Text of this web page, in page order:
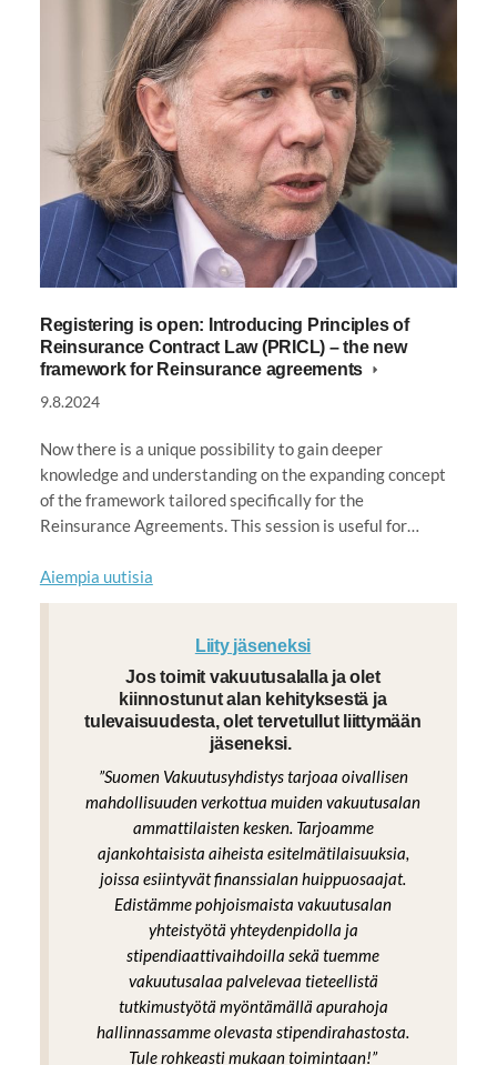
Registering is open: Introducing Principles of
Reinsurance Contract Law (PRICL) – the new
framework for Reinsurance agreements
9.8.2024
Now there is a unique possibility to gain deeper
knowledge and understanding on the expanding concept
of the framework tailored specifically for the
Reinsurance Agreements. This session is useful for…
Aiempia uutisia
Liity jäseneksi
Jos toimit vakuutusalalla ja olet
kiinnostunut alan kehityksestä ja
tulevaisuudesta, olet tervetullut liittymään
jäseneksi.
”Suomen Vakuutusyhdistys tarjoaa oivallisen
mahdollisuuden verkottua muiden vakuutusalan
ammattilaisten kesken. Tarjoamme
ajankohtaisista aiheista esitelmätilaisuuksia,
joissa esiintyvät finanssialan huippuosaajat.
Edistämme pohjoismaista vakuutusalan
yhteistyötä yhteydenpidolla ja
stipendiaattivaihdoilla sekä tuemme
vakuutusalaa palvelevaa tieteellistä
tutkimustyötä myöntämällä apurahoja
hallinnassamme olevasta stipendirahastosta.
Tule rohkeasti mukaan toimintaan!”